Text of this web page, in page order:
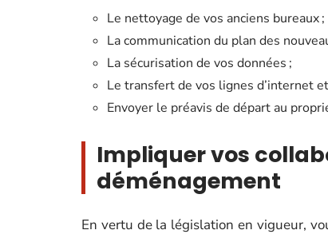
Le nettoyage de vos anciens bureaux ;
La communication du plan des
La sécurisation de vos données ;
Le transfert de vos lignes d’internet
Envoyer le préavis de départ au
Impliquer vos
déménagement
En vertu de la législation en vigueur,